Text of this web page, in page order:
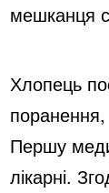
мешканця
Хлопець
поранення,
Першу
лікарні.